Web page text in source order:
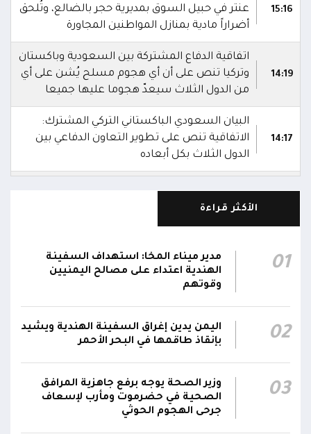
15:16
عنتر في حبيل السوق بمديرية حجر بالضالع، وتُلحق
أضراراً مادية بمنازل المواطنين المجاورة
14:19
اتفاقية الدفاع المشتركة بين السعودية وباكستان
وتركيا تنص على أن أي هجوم مسلح يُشن على أي
من الدول الثلاث سيعدّ هجوما عليها جميعا
14:17
البيان السعودي الباكستاني التركي المشترك:
الاتفاقية تنص على تطوير التعاون الدفاعي بين
الدول الثلاث بكل أبعاده
مشترك
بمُسيرة حوثية استهدف مواقع عسكرية لقوات
دفاع شبوة في حريب جنوبي مأرب
12:02
11:57
صاروخ حوثي يستهدف مخيماً للنازحين في مأرب
ويصيب عدداً منهم.. وصاروخ آخر يطول تجمعات
سكنية
الأكثر قراءة
01
مدير ميناء المخا: استهداف السفينة
الهندية اعتداء على مصالح اليمنيين
وقوتهم
02
اليمن يدين إغراق السفينة الهندية ويشيد
بإنقاذ طاقمها في البحر الأحمر
03
وزير الصحة يوجه برفع جاهزية المرافق
الصحية في حضرموت ومأرب لإسعاف
جرحى الهجوم الحوثي